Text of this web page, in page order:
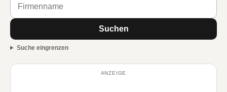
Suchen
Suche eingrenzen
ANZEIGE